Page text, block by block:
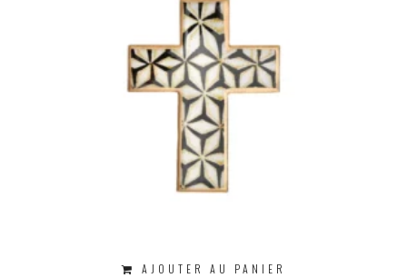
AJOUTER AU PANIER